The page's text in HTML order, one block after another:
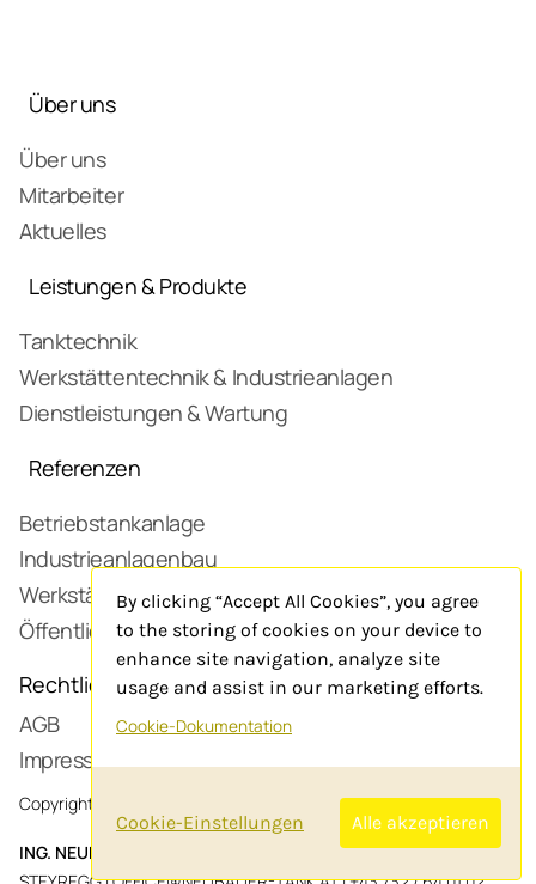
Über uns
Über uns
Mitarbeiter
Aktuelles
Leistungen & Produkte
Tanktechnik
Werkstättentechnik & Industrieanlagen
Dienstleistungen & Wartung
Referenzen
Betriebstankanlage
Industrieanlagenbau
Werkstätte
Öffentliche Tankstelle
Rechtliches
AGB
Impressum
Copyright 2025 neubauer-tank.at
ING. NEUBAUER TANKTECHNIK GMBH
, WINDEGG 54, 4221
By clicking “Accept All Cookies”, you agree
to the storing of cookies on your device to
enhance site navigation, analyze site
usage and assist in our marketing efforts.
Cookie-Dokumentation
Cookie-Einstellungen Alle akzeptieren